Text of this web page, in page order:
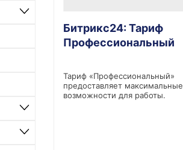
Битрикс24: Тариф
Профессиональный
Тариф «Профессиональный»
предоставляет максимальные
возможности для работы.